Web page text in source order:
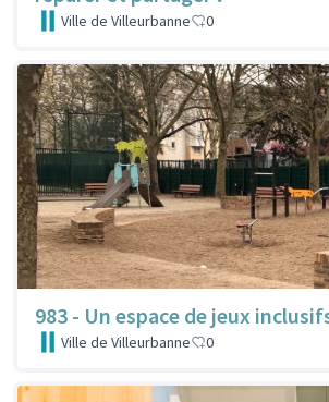
Ville de Villeurbanne 0
983 - Un espace de jeux
Ville de Villeurbanne 0